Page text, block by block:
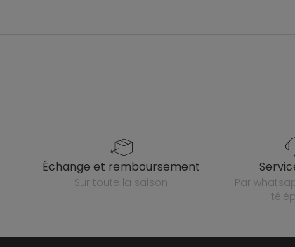
échange et remboursement
sur toute la saison
par whatsapp, e-mail ou